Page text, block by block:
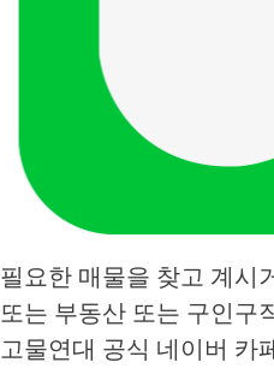
필요한 매물을 찾고 계시
또는 부동산 또는 구인구
고물연대 공식 네이버